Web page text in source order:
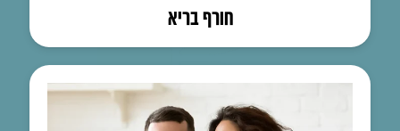
חורף בריא